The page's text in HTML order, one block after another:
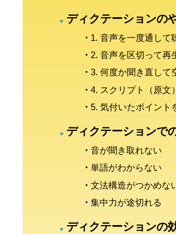
ディクテーションの
1. 音声を一度通して
2. 音声を区切って再
3. 何度か聞き直して
4. スクリプト（原文
5. 気付いたポイント
ディクテーションで
音が聞き取れない
単語がわからない
文法構造がつかめな
集中力が途切れる
ディクテーションの